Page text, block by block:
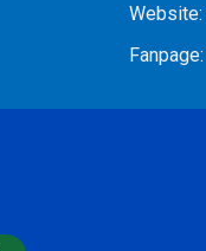
Website:
Fanpage: